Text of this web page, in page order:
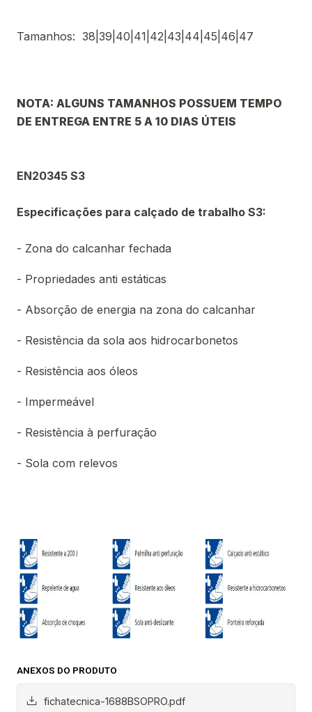
Tamanhos: 38|39|40|41|42|43|44|45|46|47
NOTA: ALGUNS TAMANHOS POSSUEM TEMPO
DE ENTREGA ENTRE 5 A 10 DIAS ÚTEIS
EN20345 S3
Especificações para calçado de trabalho S3:
- Zona do calcanhar fechada
- Propriedades anti estáticas
- Absorção de energia na zona do calcanhar
- Resistência da sola aos hidrocarbonetos
- Resistência aos óleos
- Impermeável
- Resistência à perfuração
- Sola com relevos
ANEXOS DO PRODUTO
fichatecnica-1688BSOPRO.pdf